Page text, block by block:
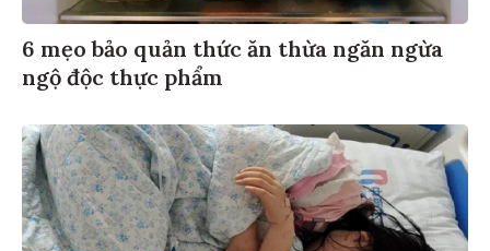
6 mẹo bảo quản thức ăn thừa ngăn ngừa
ngộ độc thực phẩm